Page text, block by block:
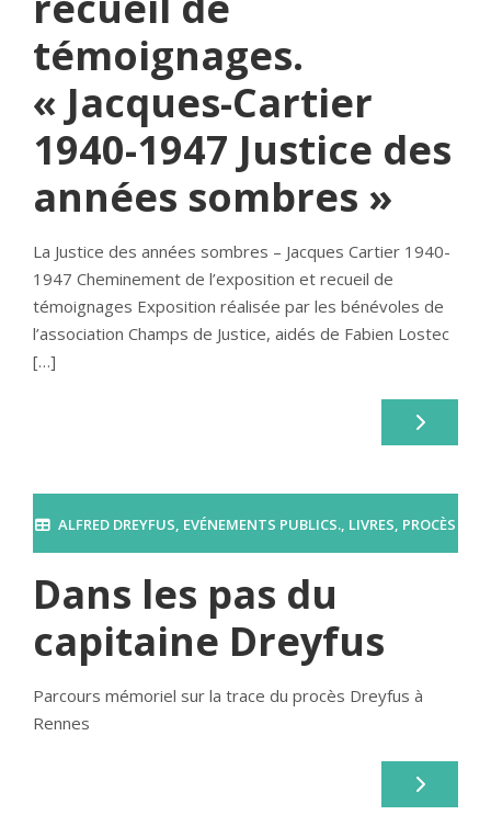
témoignages.
« Jacques-Cartier
1940-1947 Justice des
années sombres »
La Justice des années sombres – Jacques Cartier 1940-
1947 Cheminement de l’exposition et recueil de
témoignages Exposition réalisée par les bénévoles de
l’association Champs de Justice, aidés de Fabien Lostec
[…]
ALFRED DREYFUS, EVÉNEMENTS PUBLICS., LIVRES, PROCÈS
Dans les pas du
capitaine Dreyfus
Parcours mémoriel sur la trace du procès Dreyfus à
Rennes